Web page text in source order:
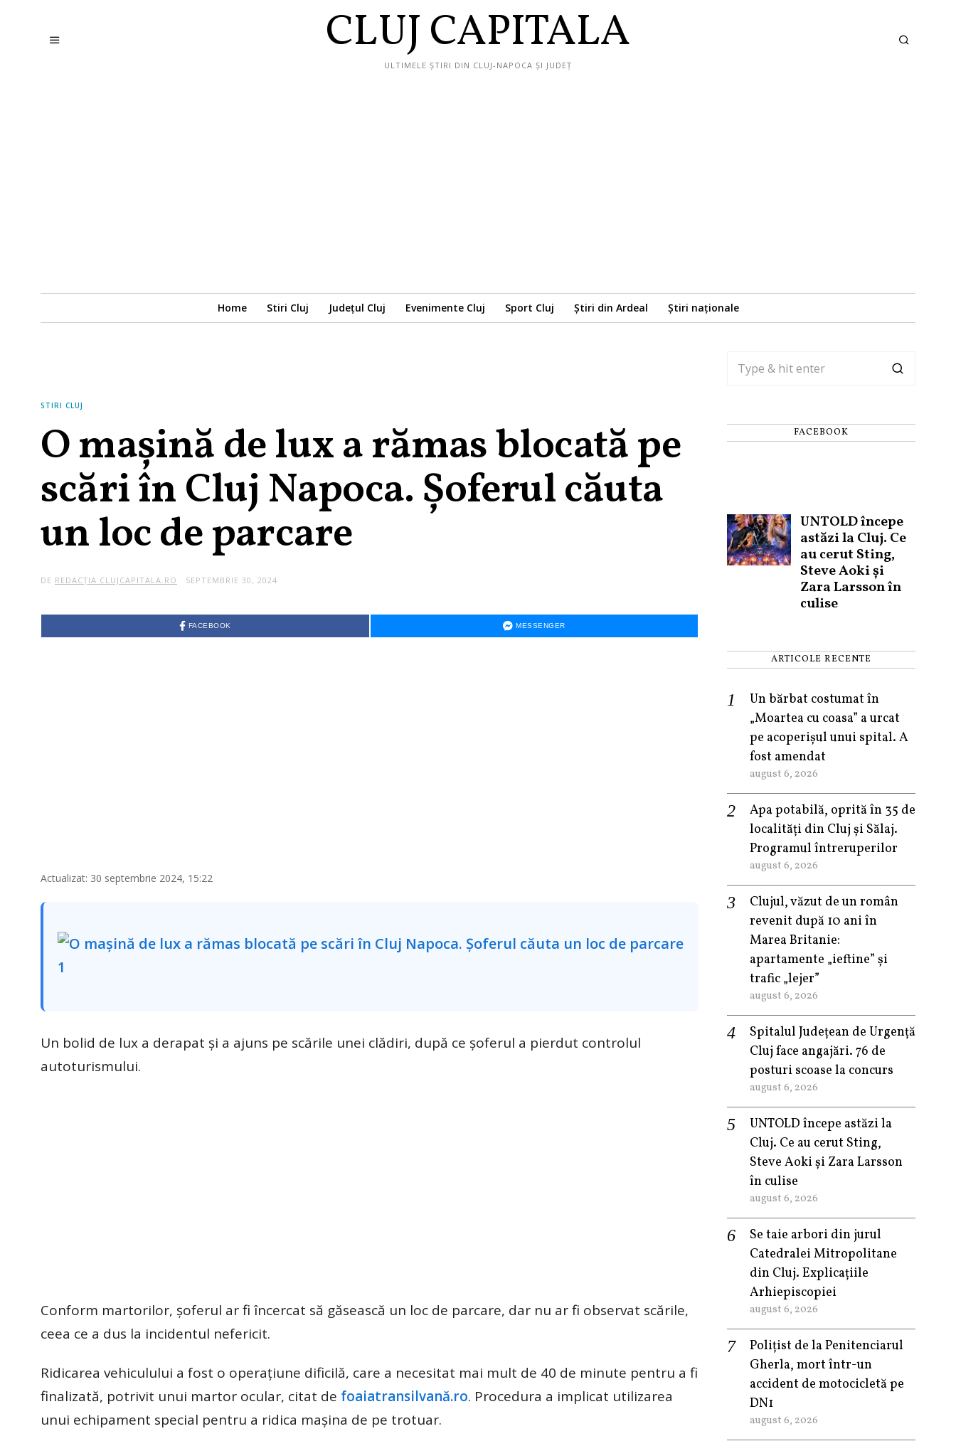
CLUJ CAPITALA
ULTIMELE ȘTIRI DIN CLUJ-NAPOCA ȘI JUDEȚ
Home Stiri Cluj Județul Cluj Evenimente Cluj Sport Cluj Știri din Ardeal Știri naționale
STIRI CLUJ
O mașină de lux a rămas blocată pe
scări în Cluj Napoca. Șoferul căuta
un loc de parcare
DE REDACȚIA CLUJCAPITALA.RO SEPTEMBRIE 30, 2024
FACEBOOK MESSENGER
Actualizat: 30 septembrie 2024, 15:22
Un bolid de lux a derapat și a ajuns pe scările unei clădiri, după ce șoferul a pierdut controlul
autoturismului.
Conform martorilor, șoferul ar fi încercat să găsească un loc de parcare, dar nu ar fi observat scările,
ceea ce a dus la incidentul nefericit.
Ridicarea vehiculului a fost o operațiune dificilă, care a necesitat mai mult de 40 de minute pentru a fi
finalizată, potrivit unui martor ocular, citat de foaiatransilvană.ro. Procedura a implicat utilizarea
unui echipament special pentru a ridica mașina de pe trotuar.
FACEBOOK
UNTOLD începe
astăzi la Cluj. Ce
au cerut Sting,
Steve Aoki și
Zara Larsson în
culise
ARTICOLE RECENTE
Un bărbat costumat în
„Moartea cu coasa” a urcat
pe acoperișul unui spital. A
fost amendat
august 6, 2026
Apa potabilă, oprită în 35 de
localități din Cluj și Sălaj.
Programul întreruperilor
august 6, 2026
Clujul, văzut de un român
revenit după 10 ani în
Marea Britanie:
apartamente „ieftine” și
trafic „lejer”
august 6, 2026
Spitalul Județean de Urgență
Cluj face angajări. 76 de
posturi scoase la concurs
august 6, 2026
UNTOLD începe astăzi la
Cluj. Ce au cerut Sting,
Steve Aoki și Zara Larsson
în culise
august 6, 2026
Se taie arbori din jurul
Catedralei Mitropolitane
din Cluj. Explicațiile
Arhiepiscopiei
august 6, 2026
Polițist de la Penitenciarul
Gherla, mort într-un
accident de motocicletă pe
DN1
august 6, 2026